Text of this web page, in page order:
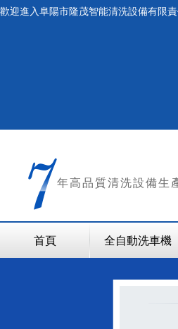
歡迎進入阜陽市隆茂智能清洗設備有限責
年高品質清洗設備生
首頁 全自動洗車機